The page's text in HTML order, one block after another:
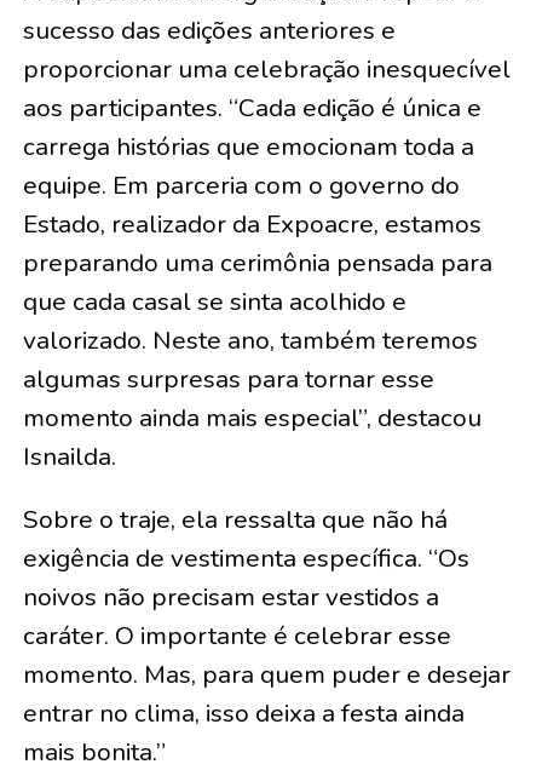
A expectativa da organização é repetir o
sucesso das edições anteriores e
proporcionar uma celebração inesquecível
aos participantes. “Cada edição é única e
carrega histórias que emocionam toda a
equipe. Em parceria com o governo do
Estado, realizador da Expoacre, estamos
preparando uma cerimônia pensada para
que cada casal se sinta acolhido e
valorizado. Neste ano, também teremos
algumas surpresas para tornar esse
momento ainda mais especial”, destacou
Isnailda.
Sobre o traje, ela ressalta que não há
exigência de vestimenta específica. “Os
noivos não precisam estar vestidos a